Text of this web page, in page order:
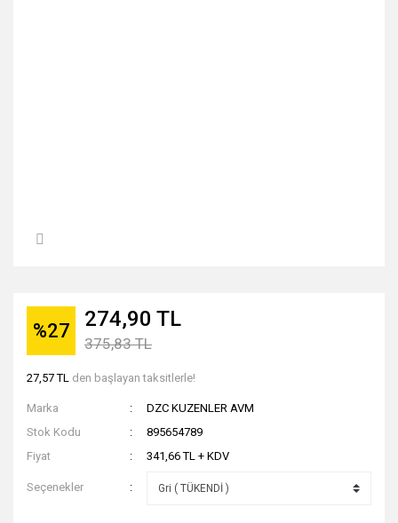
%27 274,90 TL
375,83 TL
27,57 TL den başlayan taksitlerle!
Marka
DZC KUZENLER AVM
Stok Kodu
895654789
Fiyat
341,66 TL + KDV
Seçenekler